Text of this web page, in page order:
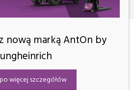
– gdzie sprawdzą się najlepiej?
nową marką AntOn by
więcej szczegółów